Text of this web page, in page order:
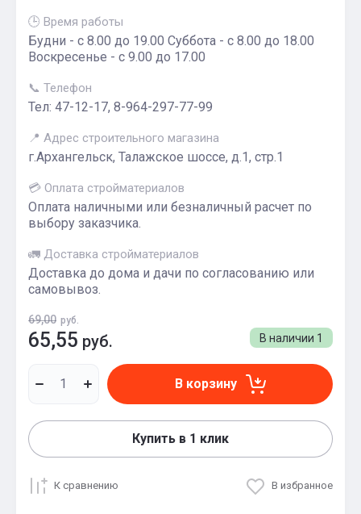
🕒 Время работы
Будни - с 8.00 до 19.00 Суббота - с 8.00 до 18.00
Воскресенье - с 9.00 до 17.00
📞 Телефон
Тел: 47-12-17, 8-964-297-77-99
📍 Адрес строительного магазина
г.Архангельск, Талажское шоссе, д.1, стр.1
💳 Оплата стройматериалов
Оплата наличными или безналичный расчет по
выбору заказчика.
🚛 Доставка стройматериалов
Доставка до дома и дачи по согласованию или
самовывоз.
В наличии 1
69,00 руб.
65,55 руб.
В корзину
Купить в 1 клик
К сравнению В избранное